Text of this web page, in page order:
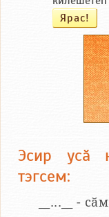
Эсир усӑ
тэгсем:
__...__ -